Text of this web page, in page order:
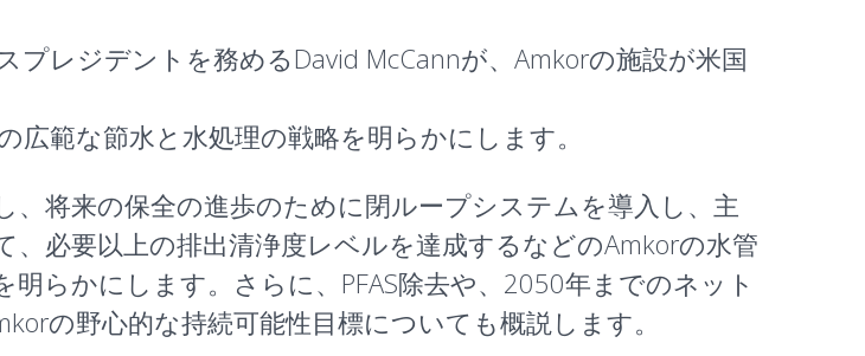
レジデントを務めるDavid McCannが、Amkorの施設が米国
範な節水と水処理の戦略を明らかにします。
将来の保全の進歩のために閉ループシステムを導入し、主
必要以上の排出清浄度レベルを達成するなどのAmkorの水管
らかにします。さらに、PFAS除去や、2050年までのネット
の野心的な持続可能性目標についても概説します。